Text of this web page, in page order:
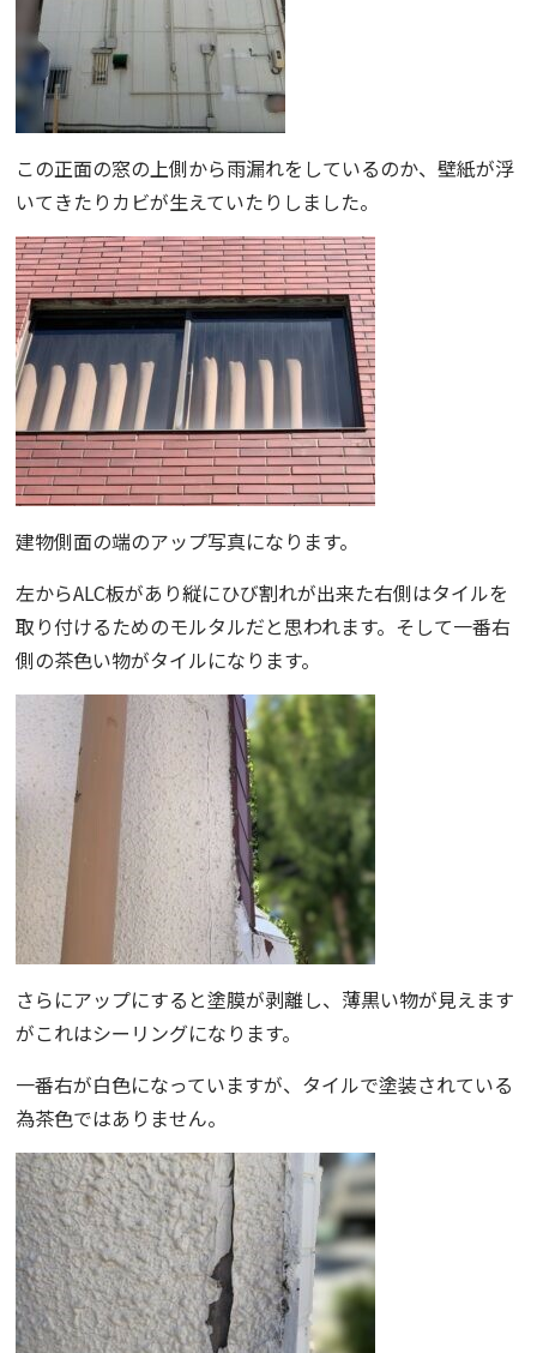
この正面の窓の上側から雨漏れをしているのか、壁紙が浮
いてきたりカビが生えていたりしました。
建物側面の端のアップ写真になります。
左からALC板があり縦にひび割れが出来た右側はタイルを
取り付けるためのモルタルだと思われます。そして一番右
側の茶色い物がタイルになります。
さらにアップにすると塗膜が剥離し、薄黒い物が見えます
がこれはシーリングになります。
一番右が白色になっていますが、タイルで塗装されている
為茶色ではありません。